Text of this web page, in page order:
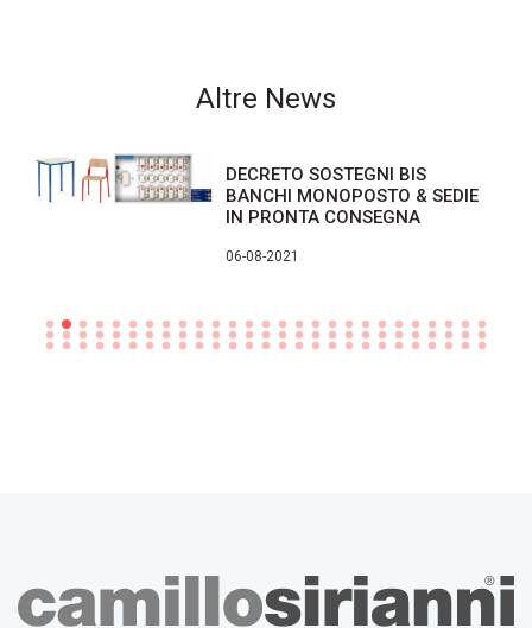
Altre News
DECRETO SOSTEGNI BIS
BANCHI MONOPOSTO & SEDIE
IN PRONTA CONSEGNA
06-08-2021